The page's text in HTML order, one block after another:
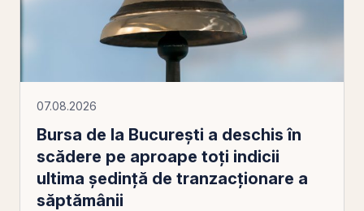
07.08.2026
Bursa de la Bucureşti a deschis în
scădere pe aproape toţi indicii
ultima şedinţă de tranzacţionare a
săptămânii